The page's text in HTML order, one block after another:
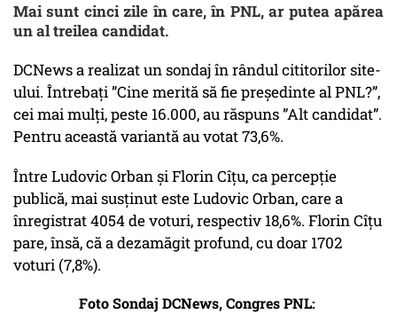
Mai sunt cinci zile în care, în PNL, ar putea apărea
un al treilea candidat.
DCNews a realizat un sondaj în rândul cititorilor site-
ului. Întrebați ”Cine merită să fie președinte al PNL?”,
cei mai mulți, peste 16.000, au răspuns ”Alt candidat”.
Pentru această variantă au votat 73,6%.
Între Ludovic Orban și Florin Cîțu, ca percepție
publică, mai susținut este Ludovic Orban, care a
înregistrat 4054 de voturi, respectiv 18,6%. Florin Cîțu
pare, însă, că a dezamăgit profund, cu doar 1702
voturi (7,8%).
Foto Sondaj DCNews, Congres PNL: